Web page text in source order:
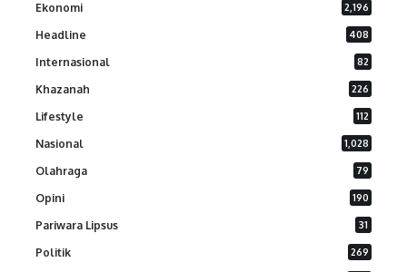
Ekonomi 2,196
Headline 408
Internasional 82
Khazanah 226
Lifestyle 112
Nasional 1,028
Olahraga 79
Opini 190
Pariwara Lipsus 31
Politik 269